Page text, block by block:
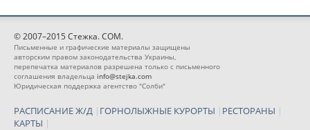
© 2007–2015 Стежка. COM.
Письменные и графические материалы защищены
авторским правом законодательства Украины,
перепечатка материалов разрешена только с письменного
соглашения владельца info@stejka.com
Юридическая поддержка агентство "Солби"
РАСПИСАНИЕ Ж/Д | ГОРНОЛЫЖНЫЕ КУРОРТЫ | РЕСТОРАНЫ |
КАРТЫ |